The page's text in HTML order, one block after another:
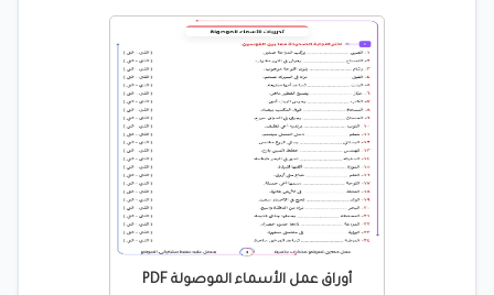
أوراق عمل الأسماء الموصولة PDF